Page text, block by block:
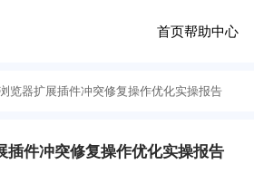
首页帮助中心
览器扩展插件冲突修复操作优化实操报告
件冲突修复操作优化实操报告